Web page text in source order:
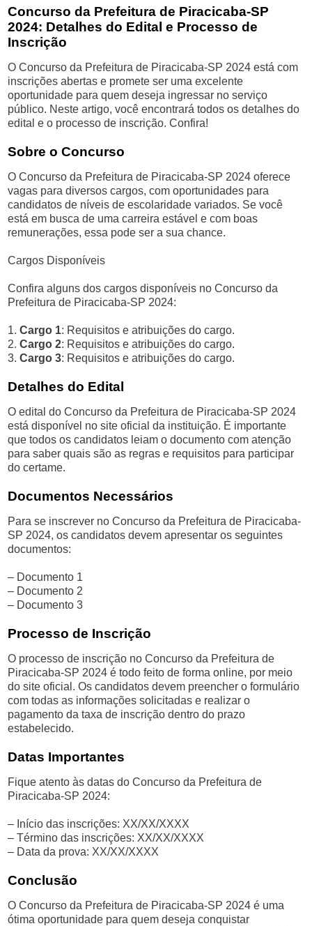
Concurso da Prefeitura de Piracicaba-SP
2024: Detalhes do Edital e Processo de
Inscrição
O Concurso da Prefeitura de Piracicaba-SP 2024 está com
inscrições abertas e promete ser uma excelente
oportunidade para quem deseja ingressar no serviço
público. Neste artigo, você encontrará todos os detalhes do
edital e o processo de inscrição. Confira!
Sobre o Concurso
O Concurso da Prefeitura de Piracicaba-SP 2024 oferece
vagas para diversos cargos, com oportunidades para
candidatos de níveis de escolaridade variados. Se você
está em busca de uma carreira estável e com boas
remunerações, essa pode ser a sua chance.
Cargos Disponíveis
Confira alguns dos cargos disponíveis no Concurso da
Prefeitura de Piracicaba-SP 2024:
1.Cargo 1: Requisitos e atribuições do cargo.
2.Cargo 2: Requisitos e atribuições do cargo.
3.Cargo 3: Requisitos e atribuições do cargo.
Detalhes do Edital
O edital do Concurso da Prefeitura de Piracicaba-SP 2024
está disponível no site oficial da instituição. É importante
que todos os candidatos leiam o documento com atenção
para saber quais são as regras e requisitos para participar
do certame.
Documentos Necessários
Para se inscrever no Concurso da Prefeitura de Piracicaba-
SP 2024, os candidatos devem apresentar os seguintes
documentos:
– Documento 1
– Documento 2
– Documento 3
Processo de Inscrição
O processo de inscrição no Concurso da Prefeitura de
Piracicaba-SP 2024 é todo feito de forma online, por meio
do site oficial. Os candidatos devem preencher o formulário
com todas as informações solicitadas e realizar o
pagamento da taxa de inscrição dentro do prazo
estabelecido.
Datas Importantes
Fique atento às datas do Concurso da Prefeitura de
Piracicaba-SP 2024:
– Início das inscrições: XX/XX/XXXX
– Término das inscrições: XX/XX/XXXX
– Data da prova: XX/XX/XXXX
Conclusão
O Concurso da Prefeitura de Piracicaba-SP 2024 é uma
ótima oportunidade para quem deseja conquistar